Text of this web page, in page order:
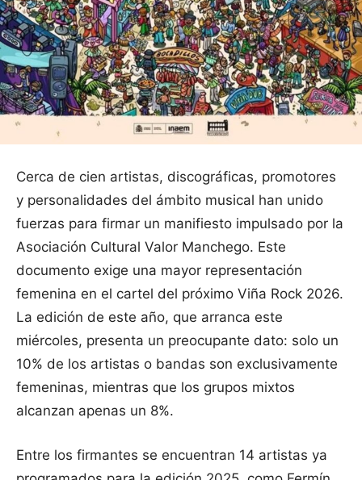
Cerca de cien artistas, discográficas, promotores
y personalidades del ámbito musical han unido
fuerzas para firmar un manifiesto impulsado por la
Asociación Cultural Valor Manchego. Este
documento exige una mayor representación
femenina en el cartel del próximo Viña Rock 2026.
La edición de este año, que arranca este
miércoles, presenta un preocupante dato: solo un
10% de los artistas o bandas son exclusivamente
femeninas, mientras que los grupos mixtos
alcanzan apenas un 8%.
Entre los firmantes se encuentran 14 artistas ya